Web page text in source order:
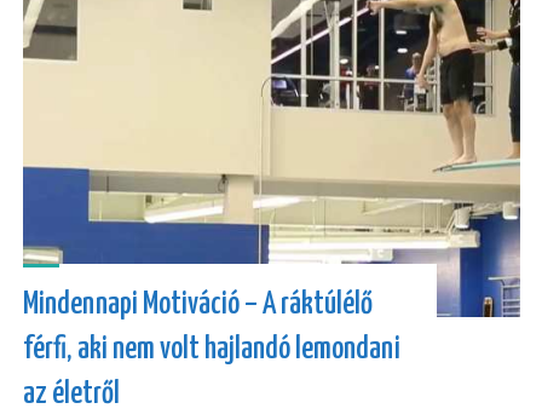
Mindennapi Motiváció – A ráktúlélő
férfi, aki nem volt hajlandó lemondani
az életről